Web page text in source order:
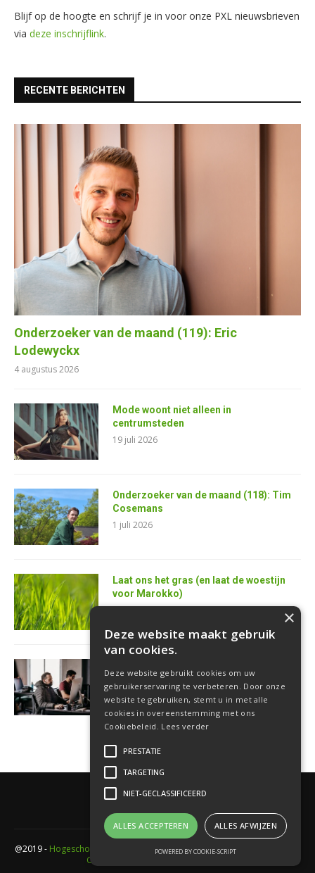
Blijf op de hoogte en schrijf je in voor onze PXL nieuwsbrieven
via deze inschrijflink.
RECENTE BERICHTEN
Onderzoeker van de maand (119): Eric
Lodewyckx
4 augustus 2026
Mode woont niet alleen in
centrumsteden
19 juli 2026
Onderzoeker van de maand (118): Tim
Cosemans
1 juli 2026
Laat ons het gras (en laat de woestijn
voor Marokko)
25 juni 2026
softwareontwikkelaar
18 juni 2026
@2019 - Hogeschool PXL
- Elfde-liniestraat 24 Gebouw A , 3500 Hasselt -
Cookieverklaring
×
Deze website maakt gebruik
van cookies.
Deze website gebruikt cookies om uw
gebruikerservaring te verbeteren. Door onze
website te gebruiken, stemt u in met alle
cookies in overeenstemming met ons
Cookiebeleid. Lees verder
PRESTATIE
TARGETING
NIET-GECLASSIFICEERD
ALLES ACCEPTEREN ALLES AFWIJZEN
POWERED BY COOKIE-SCRIPT